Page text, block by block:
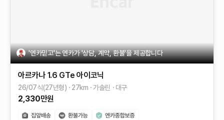
'엔카믿고'는 엔카가 '상담, 계약, 환불'을 제공합니다
아르카나 1.6 GTe 아이코닉
26/07식(27년형) 27km 가솔린 대구
2,330만원